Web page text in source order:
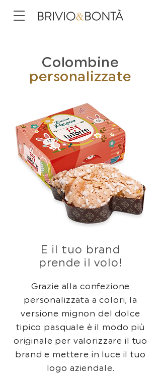
Colombine
personalizzate
E il tuo brand
prende il volo!
Grazie alla confezione
personalizzata a colori, la
versione mignon del dolce
tipico pasquale è il modo più
originale per valorizzare il tuo
brand e mettere in luce il tuo
logo aziendale.